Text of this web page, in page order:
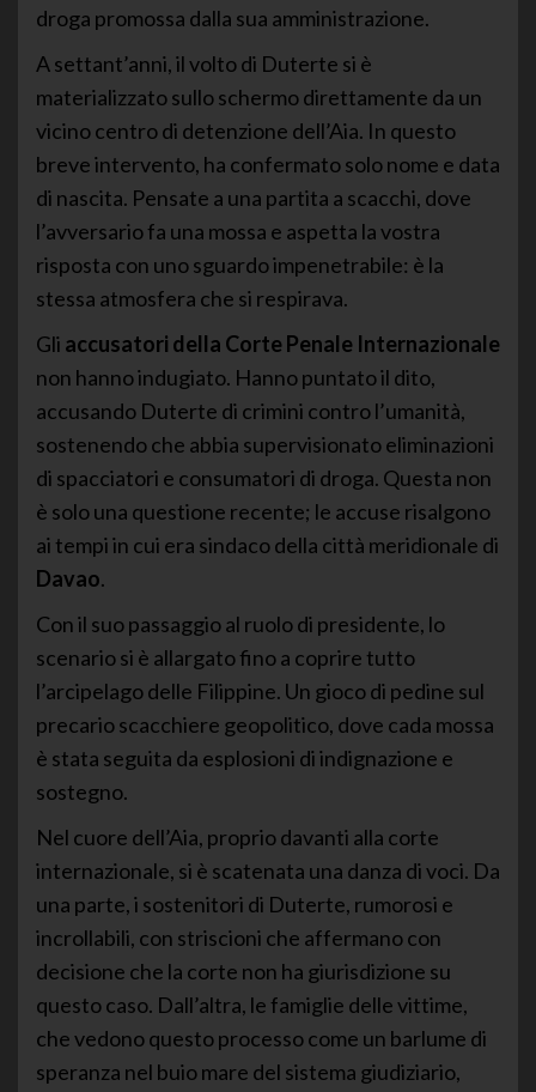
droga promossa dalla sua amministrazione.
A settant’anni, il volto di Duterte si è
materializzato sullo schermo direttamente da un
vicino centro di detenzione dell’Aia. In questo
breve intervento, ha confermato solo nome e data
di nascita. Pensate a una partita a scacchi, dove
l’avversario fa una mossa e aspetta la vostra
risposta con uno sguardo impenetrabile: è la
stessa atmosfera che si respirava.
Gli accusatori della Corte Penale Internazionale
non hanno indugiato. Hanno puntato il dito,
accusando Duterte di crimini contro l’umanità,
sostenendo che abbia supervisionato eliminazioni
di spacciatori e consumatori di droga. Questa non
è solo una questione recente; le accuse risalgono
ai tempi in cui era sindaco della città meridionale di
Davao.
Con il suo passaggio al ruolo di presidente, lo
scenario si è allargato fino a coprire tutto
l’arcipelago delle Filippine. Un gioco di pedine sul
precario scacchiere geopolitico, dove cada mossa
è stata seguita da esplosioni di indignazione e
sostegno.
Nel cuore dell’Aia, proprio davanti alla corte
internazionale, si è scatenata una danza di voci. Da
una parte, i sostenitori di Duterte, rumorosi e
incrollabili, con striscioni che affermano con
decisione che la corte non ha giurisdizione su
questo caso. Dall’altra, le famiglie delle vittime,
che vedono questo processo come un barlume di
speranza nel buio mare del sistema giudiziario,